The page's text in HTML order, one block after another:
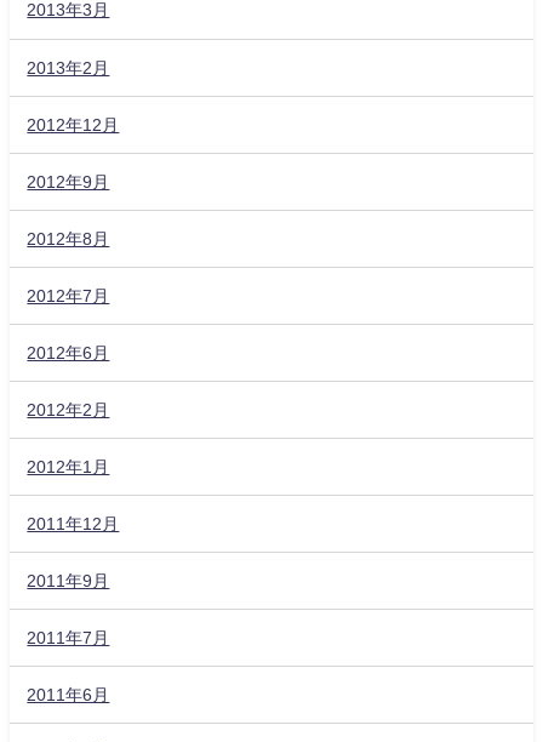
2013年3月
2013年2月
2012年12月
2012年9月
2012年8月
2012年7月
2012年6月
2012年2月
2012年1月
2011年12月
2011年9月
2011年7月
2011年6月